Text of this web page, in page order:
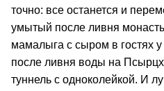
точно: все останется и
умытый после ливня
мамалыга с сыром в гостях
после ливня воды на
туннель с одноколейкой. И